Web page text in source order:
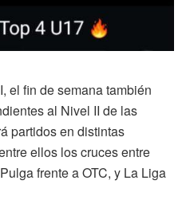
el fin de semana también
al Nivel II de las
partidos en distintas
ellos los cruces entre
frente a OTC, y La Liga